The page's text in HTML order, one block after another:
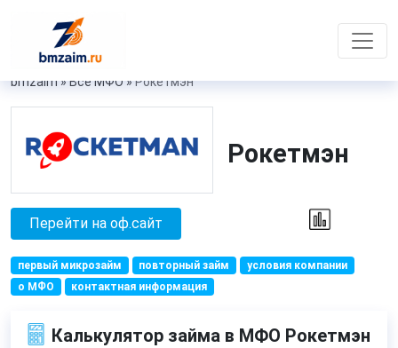
bmzaim»Все МФО»Рокетмэн
Рокетмэн
Перейти на оф.сайт
первый микрозайм повторный займ
условия компании
о МФО
контактная информация
Калькулятор займа в МФО Рокетмэн